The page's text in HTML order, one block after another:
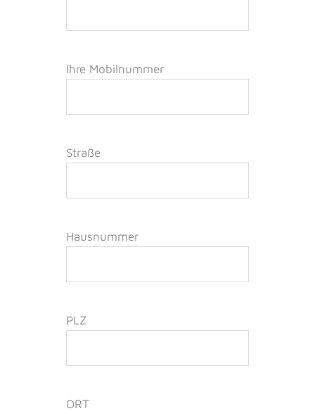
Ihre Mobilnummer
Straße
Hausnummer
PLZ
ORT